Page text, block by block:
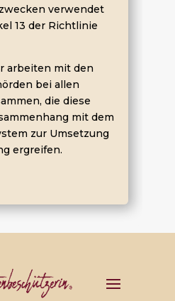
verwendet
13 der Richtlinie
arbeiten mit den
bei allen
die diese
mit dem
zur Umsetzung
ergreifen.